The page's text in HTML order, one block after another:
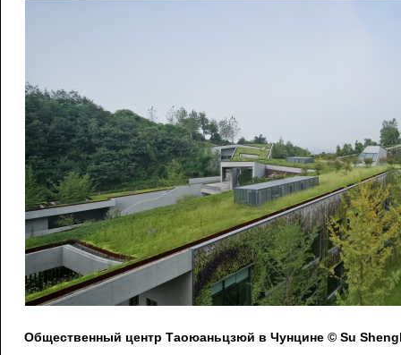
Общественный центр Таоюаньцзюй в Чунцине © Su